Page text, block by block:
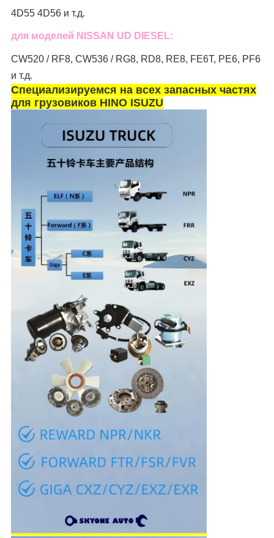
4D55 4D56 и т.д.
для моделей NISSAN UD DIESEL:
CW520 / RF8, CW536 / RG8, RD8, RE8, FE6T, PE6, PF6
и т.д.
Специализируемся на всех запасных частях
для грузовиков HINO ISUZU